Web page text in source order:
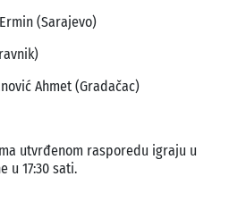
(Sarajevo)
Ahmet (Gradačac)
utvrđenom rasporedu igraju u
u 17:30 sati.